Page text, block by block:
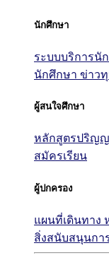
นักศึกษา
ระบบบริการนั
นักศึกษา ข่าว
ผู้สนใจศึกษา
หลักสูตรปริญ
สมัครเรียน
ผู้ปกครอง
แผนที่เดินทาง
สิ่งสนับสนุนกา